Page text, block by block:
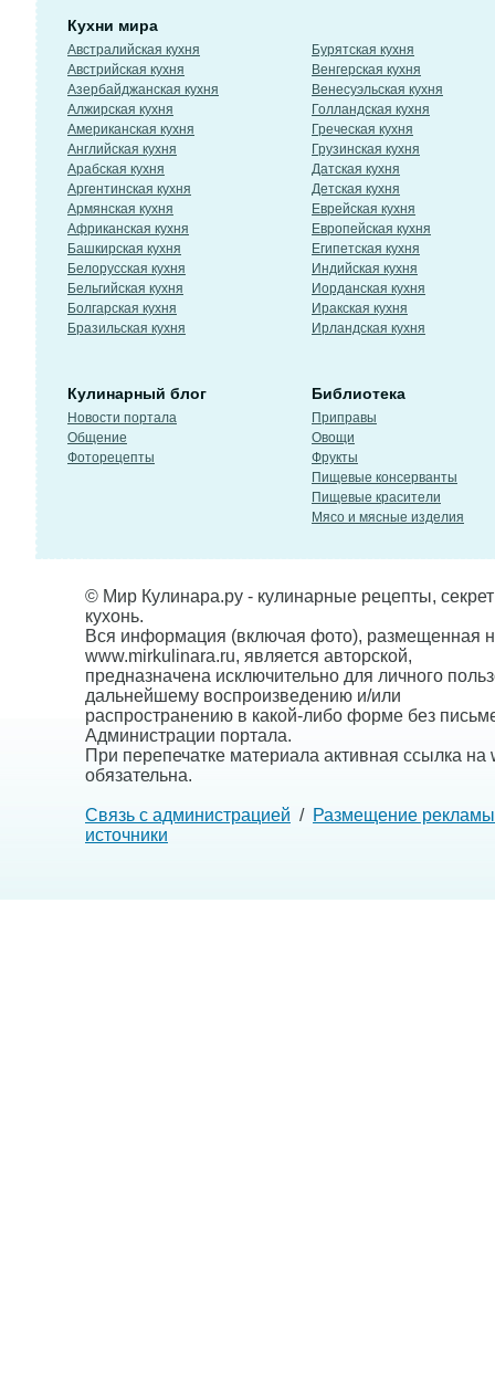
Кухни мира
Австралийская кухня
Австрийская кухня
Азербайджанская кухня
Алжирская кухня
Американская кухня
Английская кухня
Арабская кухня
Аргентинская кухня
Армянская кухня
Африканская кухня
Башкирская кухня
Белорусская кухня
Бельгийская кухня
Болгарская кухня
Бразильская кухня
Бурятская кухня
Венгерская кухня
Венесуэльская кухня
Голландская кухня
Греческая кухня
Грузинская кухня
Датская кухня
Детская кухня
Еврейская кухня
Европейская кухня
Египетская кухня
Индийская кухня
Иорданская кухня
Иракская кухня
Ирландская кухня
Кулинарный блог
Новости портала
Общение
Фоторецепты
Библиотека
Приправы
Овощи
Фрукты
Пищевые консерванты
Пищевые красители
Мясо и мясные изделия
© Мир Кулинара.ру - кулинарные рецепты,
кухонь.
Вся информация (включая фото), размещенная
www.mirkulinara.ru, является авторской,
предназначена исключительно для личного
дальнейшему воспроизведению и/или
распространению в какой-либо форме без
Администрации портала.
При перепечатке материала активная ссылка на
обязательна.
Связь с администрацией / Размещение рекламы
источники